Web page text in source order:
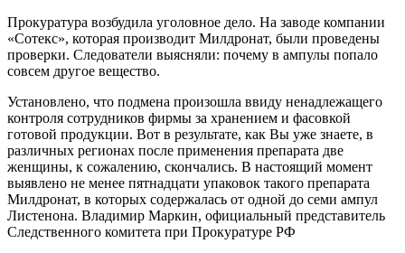
Прокуратура возбудила уголовное дело. На заводе компании
«Сотекс», которая производит Милдронат, были проведены
проверки. Следователи выясняли: почему в ампулы попало
совсем другое вещество.
Установлено, что подмена произошла ввиду ненадлежащего
контроля сотрудников фирмы за хранением и фасовкой
готовой продукции. Вот в результате, как Вы уже знаете, в
различных регионах после применения препарата две
женщины, к сожалению, скончались. В настоящий момент
выявлено не менее пятнадцати упаковок такого препарата
Милдронат, в которых содержалась от одной до семи ампул
Листенона. Владимир Маркин, официальный представитель
Следственного комитета при Прокуратуре РФ